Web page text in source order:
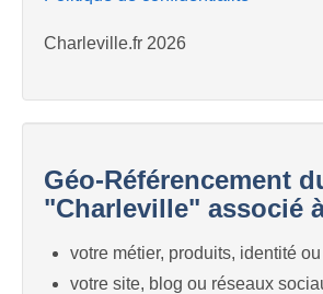
Charleville.fr 2026
Géo-Référencement
"Charleville" associé
votre métier, produits, identité
votre site, blog ou réseaux